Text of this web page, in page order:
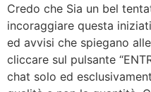
Credo che Sia un bel
incoraggiare questa
ed avvisi che spiegano
cliccare sul pulsante
chat solo ed